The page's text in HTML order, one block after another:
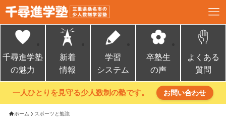
千尋進学塾
の魅力
新着
情報
学習
システム
卒塾生
の声
よくある
質問
一人ひとりを見守る少人数制の塾です。 お問い合わせ
ホーム スポーツと勉強